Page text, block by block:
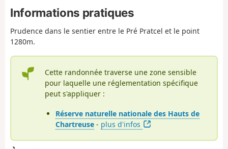
Informations pratiques
Prudence dans le sentier entre le Pré Pratcel et le point
1280m.
Cette randonnée traverse une zone sensible
pour laquelle une réglementation spécifique
peut s'appliquer :
Réserve naturelle nationale des Hauts de
Chartreuse - plus d'infos